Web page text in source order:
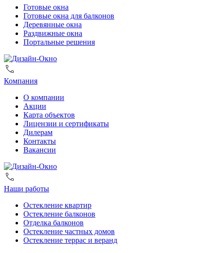
Готовые окна
Готовые окна для балконов
Деревянные окна
Раздвижные окна
Портальные решения
Компания
О компании
Акции
Карта объектов
Лицензии и сертификаты
Дилерам
Контакты
Вакансии
Наши работы
Остекление квартир
Остекление балконов
Отделка балконов
Остекление частных домов
Остекление террас и веранд